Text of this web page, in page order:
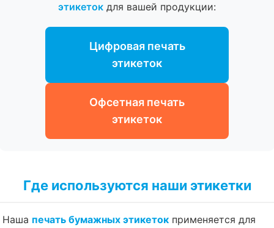
этикеток для вашей продукции:
Цифровая печать
этикеток
Офсетная печать
этикеток
Где используются наши этикетки
Наша печать бумажных этикеток применяется для